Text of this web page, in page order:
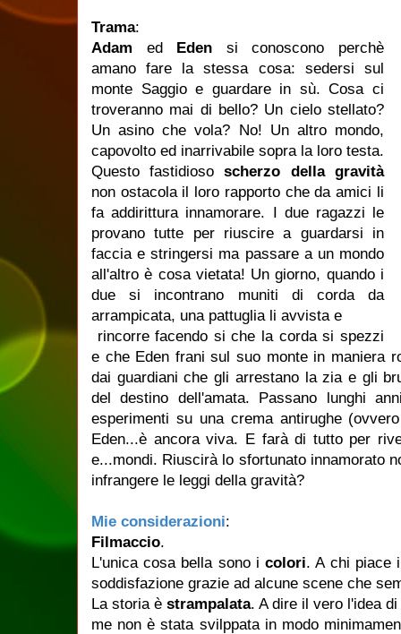
Trama:
Adam ed Eden si conoscono perchè
amano fare la stessa cosa: sedersi sul
monte Saggio e guardare in sù. Cosa ci
troveranno mai di bello? Un cielo stellato?
Un asino che vola? No! Un altro mondo,
capovolto ed inarrivabile sopra la loro testa.
Questo fastidiososcherzo della gravità
non ostacola il loro rapporto che da amici li
fa addirittura innamorare. I due ragazzi le
provano tutte per riuscire a guardarsi in
faccia e stringersi ma passare a un mondo
all'altro è cosa vietata! Un giorno, quando i
due si incontrano muniti di corda da
arrampicata, una pattuglia li avvista e
rincorre facendo si che la corda si spezzi
e che Eden frani sul suo monte in maniera
dai guardiani che gli arrestano la zia e gli
del destino dell'amata. Passano lunghi
esperimenti su una crema antirughe
Eden...è ancora viva. E farà di tutto per
e...mondi. Riuscirà lo sfortunato innamorato
infrangere le leggi della gravità?
Mie considerazioni:
Filmaccio.
L'unica cosa bella sono icolori. A chi piace
soddisfazione grazie ad alcune scene che
La storia è strampalata. A dire il vero l'idea
me non è stata svilppata in modo